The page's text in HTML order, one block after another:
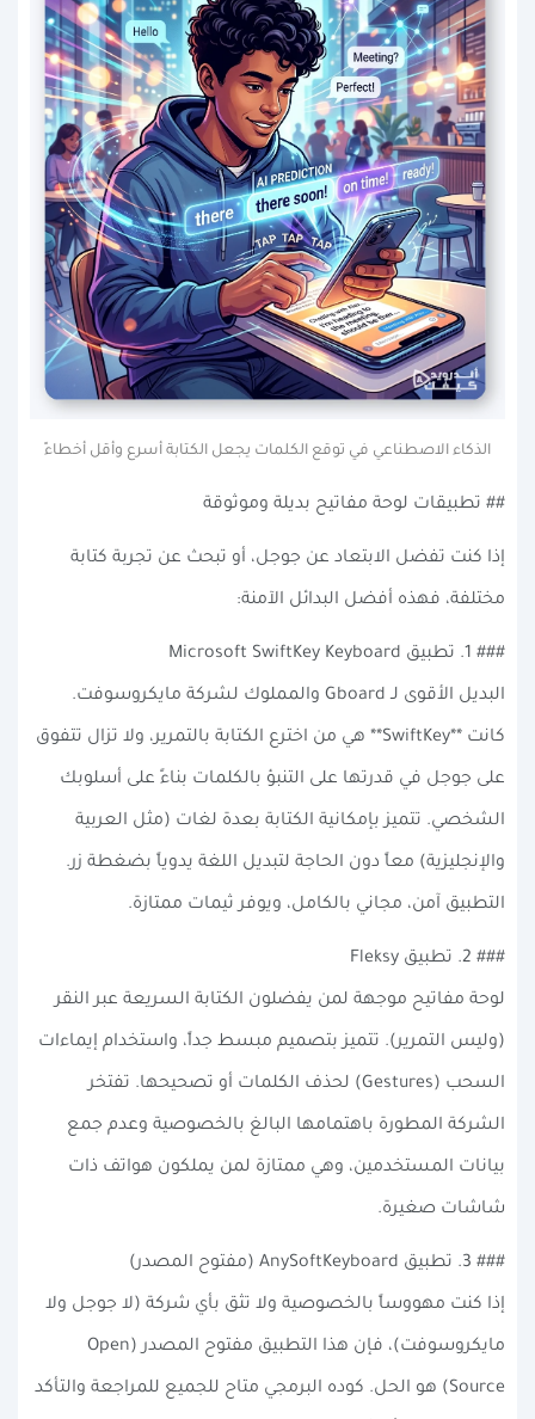
الذكاء الاصطناعي في توقع الكلمات يجعل الكتابة أسرع وأقل أخطاءً
## تطبيقات لوحة مفاتيح بديلة وموثوقة
إذا كنت تفضل الابتعاد عن جوجل، أو تبحث عن تجربة كتابة
مختلفة، فهذه أفضل البدائل الآمنة:
### 1. تطبيق Microsoft SwiftKey Keyboard
البديل الأقوى لـ Gboard والمملوك لشركة مايكروسوفت.
كانت **SwiftKey** هي من اخترع الكتابة بالتمرير، ولا تزال تتفوق
على جوجل في قدرتها على التنبؤ بالكلمات بناءً على أسلوبك
الشخصي. تتميز بإمكانية الكتابة بعدة لغات (مثل العربية
والإنجليزية) معاً دون الحاجة لتبديل اللغة يدوياً بضغطة زر.
التطبيق آمن، مجاني بالكامل، ويوفر ثيمات ممتازة.
### 2. تطبيق Fleksy
لوحة مفاتيح موجهة لمن يفضلون الكتابة السريعة عبر النقر
(وليس التمرير). تتميز بتصميم مبسط جداً، واستخدام إيماءات
السحب (Gestures) لحذف الكلمات أو تصحيحها. تفتخر
الشركة المطورة باهتمامها البالغ بالخصوصية وعدم جمع
بيانات المستخدمين، وهي ممتازة لمن يملكون هواتف ذات
شاشات صغيرة.
### 3. تطبيق AnySoftKeyboard (مفتوح المصدر)
إذا كنت مهووساً بالخصوصية ولا تثق بأي شركة (لا جوجل ولا
مايكروسوفت)، فإن هذا التطبيق مفتوح المصدر (Open
Source) هو الحل. كوده البرمجي متاح للجميع للمراجعة والتأكد